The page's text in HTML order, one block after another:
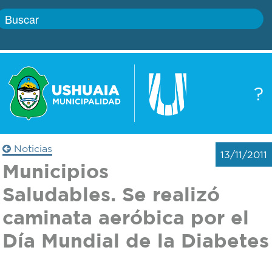
?
Boletín
Defensa
civil
Gobierno
Trámites
Transparencia
Actualidad
Noticias
13/11/2011
Municipios
Saludables. Se realizó
caminata aeróbica por el
Día Mundial de la Diabetes